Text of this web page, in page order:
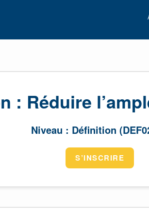
: Réduire
Niveau : Définition
S’INSCRIRE